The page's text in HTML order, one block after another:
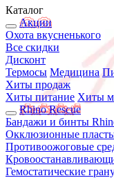
Каталог
Акции
Охота вкусненького
Все скидки
Дисконт
Термосы Медицина
Хиты продаж
Хиты питание Хиты
Rhino Rescue
Бандажи и бинты
Окклюзионные
Противоожоговые
Гемостатические